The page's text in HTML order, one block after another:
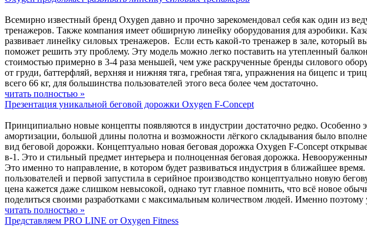
Всемирно известный бренд Oxygen давно и прочно зарекомендовал себя как один из
тренажеров. Также компания имеет обширную линейку оборудования для аэробики.
развивает линейку силовых тренажеров. Если есть какой-то тренажер в зале, который
поможет решить эту проблему. Эту модель можно легко поставить на утепленный
стоимостью примерно в 3-4 раза меньшей, чем уже раскрученные бренды силового
от груди, баттерфляй, верхняя и нижняя тяга, гребная тяга, упражнения на бицепс и
всего 66 кг, для большинства пользователей этого веса более чем достаточно.
читать полностью »
Презентация уникальной беговой дорожки Oxygen F-Concept
Принципиально новые концепты появляются в индустрии достаточно редко. Особенно
амортизации, большой длины полотна и возможности лёгкого складывания было
вид беговой дорожки. Концептуально новая беговая дорожка Oxygen F-Concept
в-1. Это и стильный предмет интерьера и полноценная беговая дорожка.
Это именно то направление, в котором будет развиваться индустрия в ближайшее
пользователей и первой запустила в серийное производство концептуально новую
цена кажется даже слишком невысокой, однако тут главное помнить, что всё новое
поделиться своими разработками с максимальным количеством людей. Именно поэтому
читать полностью »
Представляем PRO LINE от Oxygen Fitness